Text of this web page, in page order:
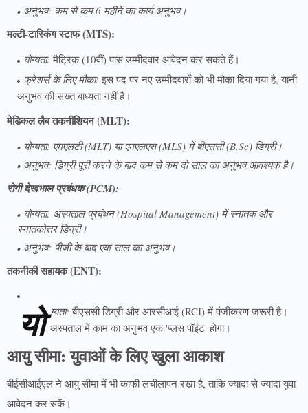
अनुभव: कम से कम 6 महीने का कार्य अनुभव।
मल्टी-टास्किंग स्टाफ (MTS):
योग्यता: मैट्रिक (10वीं) पास उम्मीदवार आवेदन कर सकते हैं।
फ्रेशर्स के लिए मौका: इस पद पर नए उम्मीदवारों को भी मौका दिया गया है, यानी
अनुभव की सख्त बाध्यता नहीं है।
मेडिकल लैब तकनीशियन (MLT):
योग्यता: एमएलटी (MLT) या एमएलएस (MLS) में बीएससी (B.Sc) डिग्री।
अनुभव: डिग्री पूरी करने के बाद कम से कम दो साल का अनुभव आवश्यक है।
रोगी देखभाल प्रबंधक (PCM):
योग्यता: अस्पताल प्रबंधन (Hospital Management) में स्नातक और
स्नातकोत्तर डिग्री।
अनुभव: पीजी के बाद एक साल का अनुभव।
तकनीकी सहायक (ENT):
यो ग्यता: बीएससी डिग्री और आरसीआई (RCI) में पंजीकरण जरूरी है।
अस्पताल में काम का अनुभव एक 'प्लस पॉइंट' होगा।
आयु सीमा: युवाओं के लिए खुला आकाश
बीईसीआईएल ने आयु सीमा में भी काफी लचीलापन रखा है, ताकि ज्यादा से ज्यादा युवा
आवेदन कर सकें।